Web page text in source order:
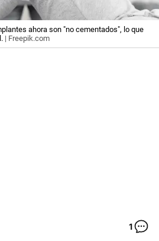
ahora son "no cementados", lo que
| Freepik.com
1